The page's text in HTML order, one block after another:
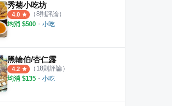
秀菊小吃坊
4.0 （8則評論）
均消 $500 ・ 小吃
黑輪伯/杏仁露
4.2 （ 18則評論）
均消 $135 ・ 小吃